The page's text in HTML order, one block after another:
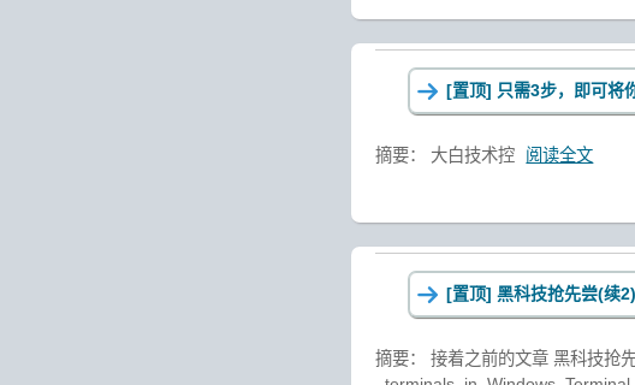
[置顶] 只需3步，即可将
摘要： 大白技术控 阅读全文
[置顶] 黑科技抢先尝(续
摘要： 接着之前的文章 黑科技抢